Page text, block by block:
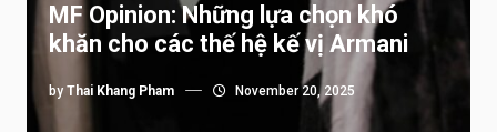
MF Opinion: Những lựa chọn khó
khăn cho các thế hệ kế vị Armani
by Thai Khang Pham November 20, 2025